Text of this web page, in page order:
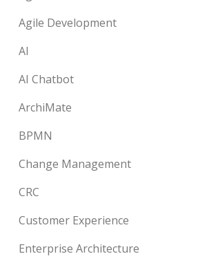
Agile Development
AI
AI Chatbot
ArchiMate
BPMN
Change Management
CRC
Customer Experience
Enterprise Architecture